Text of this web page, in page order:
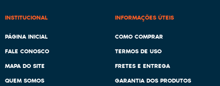
INSTITUCIONAL
PÁGINA INICIAL
FALE CONOSCO
MAPA DO SITE
QUEM SOMOS
INFORMAÇÕES ÚTEIS
COMO COMPRAR
TERMOS DE USO
FRETES E ENTREGA
GARANTIA DOS PRODUTOS